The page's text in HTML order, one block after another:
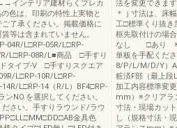
インテリア建材らくプレカ
色は、印刷の特性上実物と
了承ください。掲載価格に
等は含まれていません。
04R/L□RP-05R/L□RP-
L□RP-08R/L■商品 □手すり
タイプ-V □手すりスクエア
L□RP-10R/L□RP-
L□RP-14（R/L）BF4□RP-
NO.を選択してください。
さい。手すりラウンド/ラウ
金具色
法を変更できま
＊ｊ寸法は、床
工□標準くり抜き
框先取付けの場
なし □あり ※壁
単板を手配くだ
8/P/L/M/D/Y）A
粧済F部（最上
加工内容標準変
mm）※クリアラ
寸法・現場カッ
し（規格寸法・